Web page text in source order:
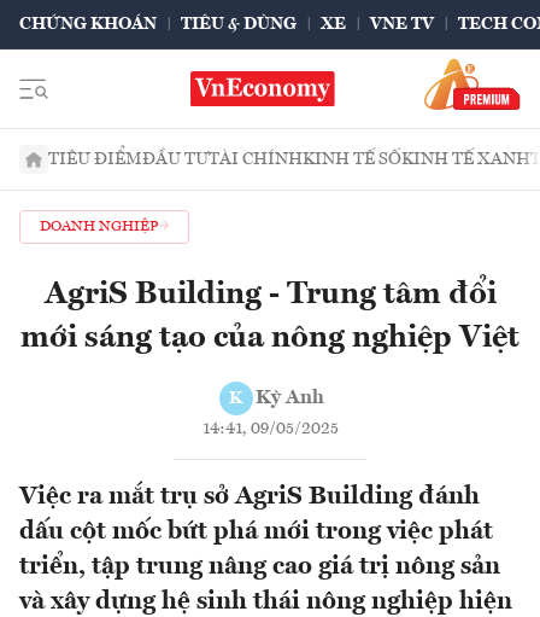
CHỨNG KHOÁN TIÊU & DÙNG XE VNE TV TECH
TIÊU ĐIỂMĐẦU TƯTÀI CHÍNHKINH TẾ SỐKINH TẾ XANH
DOANH NGHIỆP
AgriS Building - Trung tâm đổi
mới sáng tạo của nông nghiệp Việt
K Kỳ Anh
14:41, 09/05/2025
Việc ra mắt trụ sở AgriS Building đánh
dấu cột mốc bứt phá mới trong việc phát
triển, tập trung nâng cao giá trị nông sản
và xây dựng hệ sinh thái nông nghiệp hiện